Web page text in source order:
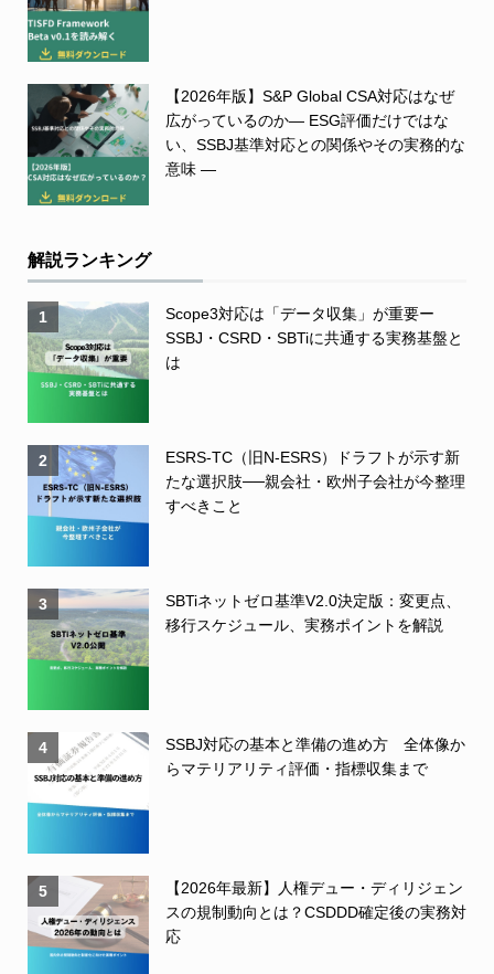
【2026年版】S&P Global CSA対応はなぜ
広がっているのか― ESG評価だけではな
い、SSBJ基準対応との関係やその実務的な
意味 ―
解説ランキング
1
Scope3対応は「データ収集」が重要ー
SSBJ・CSRD・SBTiに共通する実務基盤と
は
2
ESRS-TC（旧N-ESRS）ドラフトが示す新
たな選択肢──親会社・欧州子会社が今整理
すべきこと
3
SBTiネットゼロ基準V2.0決定版：変更点、
移行スケジュール、実務ポイントを解説
4
SSBJ対応の基本と準備の進め方 全体像か
らマテリアリティ評価・指標収集まで
5
【2026年最新】人権デュー・ディリジェン
スの規制動向とは？CSDDD確定後の実務対
応